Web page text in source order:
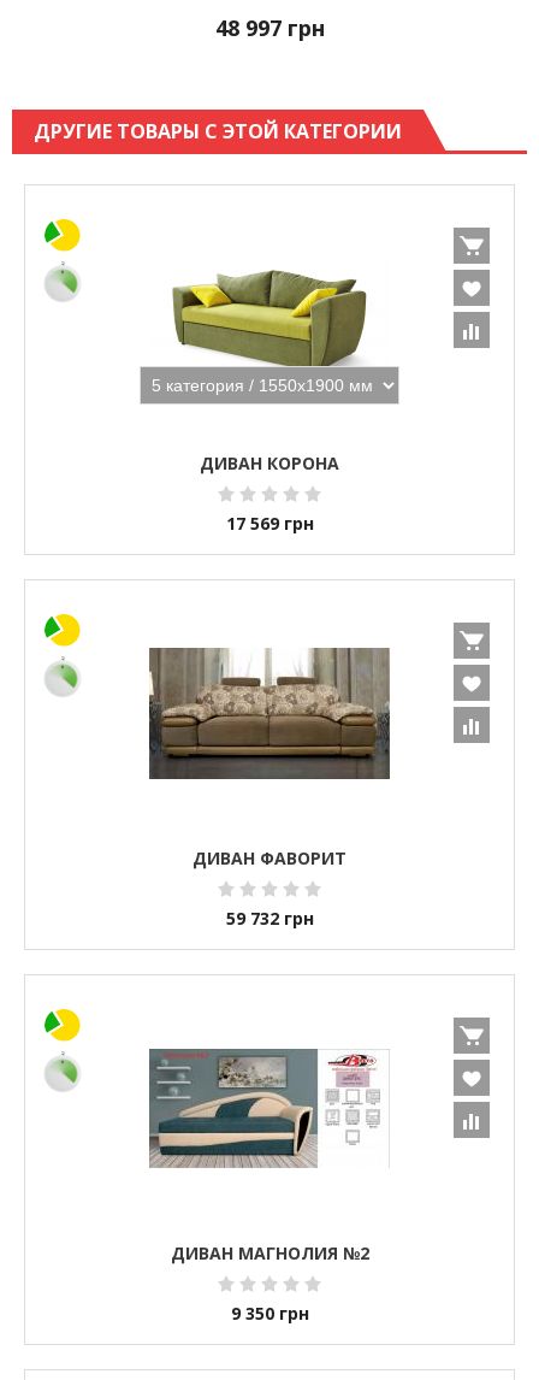
48 997 грн
ДРУГИЕ ТОВАРЫ С ЭТОЙ КАТЕГОРИИ
ДИВАН КОРОНА
17 569 грн
ДИВАН ФАВОРИТ
59 732 грн
ДИВАН МАГНОЛИЯ №2
9 350 грн